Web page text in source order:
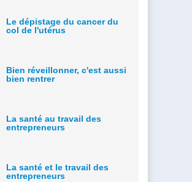
Le dépistage du cancer du
col de l'utérus
Bien réveillonner, c'est aussi
bien rentrer
La santé au travail des
entrepreneurs
La santé et le travail des
entrepreneurs